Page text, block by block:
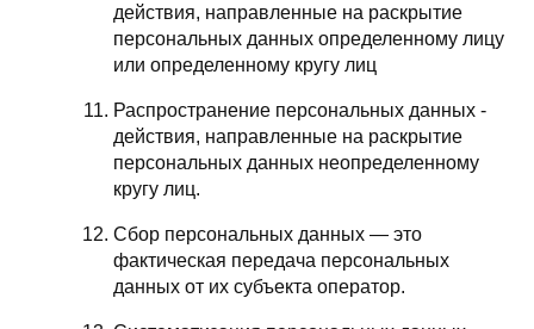
действия, направленные на раскрытие
персональных данных определенному лицу
или определенному кругу лиц
Распространение персональных данных -
действия, направленные на раскрытие
персональных данных неопределенному
кругу лиц.
Сбор персональных данных — это
фактическая передача персональных
данных от их субъекта оператор.